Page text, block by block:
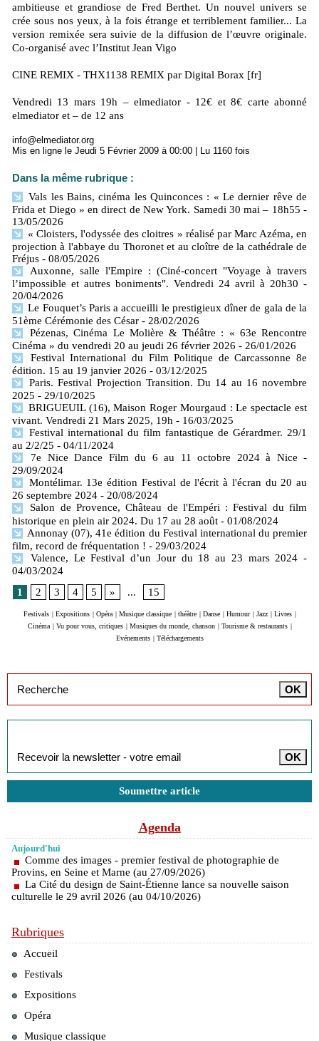
ambitieuse et grandiose de Fred Berthet. Un nouvel univers se
crée sous nos yeux, à la fois étrange et terriblement familier... La
version remixée sera suivie de la diffusion de l’œuvre originale.
Co-organisé avec l’Institut Jean Vigo
CINE REMIX - THX1138 REMIX par Digital Borax [fr]
Vendredi 13 mars 19h – elmediator - 12€ et 8€ carte abonné
elmediator et – de 12 ans
info@elmediator.org
Mis en ligne le Jeudi 5 Février 2009 à 00:00 | Lu 1160 fois
Dans la même rubrique :
Vals les Bains, cinéma les Quinconces : « Le dernier rêve de
Frida et Diego » en direct de New York. Samedi 30 mai – 18h55 -
13/05/2026
« Cloisters, l'odyssée des cloitres » réalisé par Marc Azéma, en
projection à l'abbaye du Thoronet et au cloître de la cathédrale de
Fréjus - 08/05/2026
Auxonne, salle l'Empire : (Ciné-concert "Voyage à travers
l’impossible et autres boniments". Vendredi 24 avril à 20h30 -
20/04/2026
Le Fouquet’s Paris a accueilli le prestigieux dîner de gala de la
51ème Cérémonie des César - 28/02/2026
Pézenas, Cinéma Le Molière & Théâtre : « 63e Rencontre
Cinéma » du vendredi 20 au jeudi 26 février 2026 - 26/01/2026
Festival International du Film Politique de Carcassonne 8e
édition. 15 au 19 janvier 2026 - 03/12/2025
Paris. Festival Projection Transition. Du 14 au 16 novembre
2025 - 29/10/2025
BRIGUEUIL (16), Maison Roger Mourgaud : Le spectacle est
vivant. Vendredi 21 Mars 2025, 19h - 16/03/2025
Festival international du film fantastique de Gérardmer. 29/1
au 2/2/25 - 04/11/2024
7e Nice Dance Film du 6 au 11 octobre 2024 à Nice -
29/09/2024
Montélimar. 13e édition Festival de l'écrit à l'écran du 20 au
26 septembre 2024 - 20/08/2024
Salon de Provence, Château de l'Empéri : Festival du film
historique en plein air 2024. Du 17 au 28 août - 01/08/2024
Annonay (07), 41e édition du Festival international du premier
film, record de fréquentation ! - 29/03/2024
Valence, Le Festival d’un Jour du 18 au 23 mars 2024 -
04/03/2024
1
2 3 4 5 » ... 15
Festivals | Expositions | Opéra | Musique classique | théâtre | Danse | Humour | Jazz | Livres |
Cinéma | Vu pour vous, critiques | Musiques du monde, chanson | Tourisme & restaurants |
Evénements | Téléchargements
Soumettre article
Agenda
Aujourd'hui
Comme des images - premier festival de photographie de
Provins, en Seine et Marne (au 27/09/2026)
La Cité du design de Saint-Étienne lance sa nouvelle saison
culturelle le 29 avril 2026 (au 04/10/2026)
Rubriques
Accueil
Festivals
Expositions
Opéra
Musique classique